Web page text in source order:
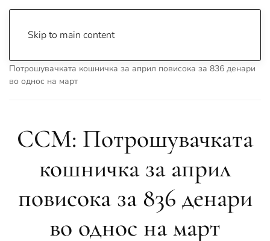
Skip to main content
Потрошувачката кошничка за април повисока за 836 денари
во однос на март
ССМ: Потрошувачката
кошничка за април
повисока за 836 денари
во однос на март